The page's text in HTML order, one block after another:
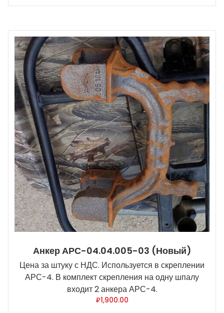
Анкер АРС-04.04.005-03 (новый)
Цена за штуку с НДС. Используется в скреплении
АРС-4. В комплект скрепления на одну шпалу
входит 2 анкера АРС-4.
₽1,900.00